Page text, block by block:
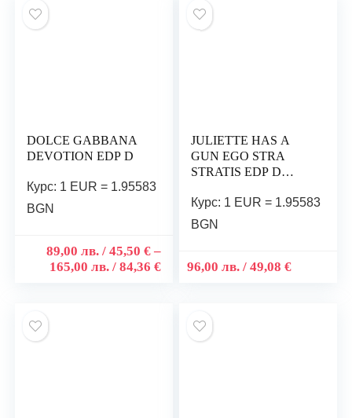
DOLCE GABBANA
DEVOTION EDP D
Курс: 1 EUR = 1.95583
BGN
89,00 лв./ 45,50 € –
165,00 лв./ 84,36 €
JULIETTE HAS A
GUN EGO STRA
STRATIS EDP D
ОПАКОВКА
Курс: 1 EUR = 1.95583
BGN
96,00лв. / 49,08 €